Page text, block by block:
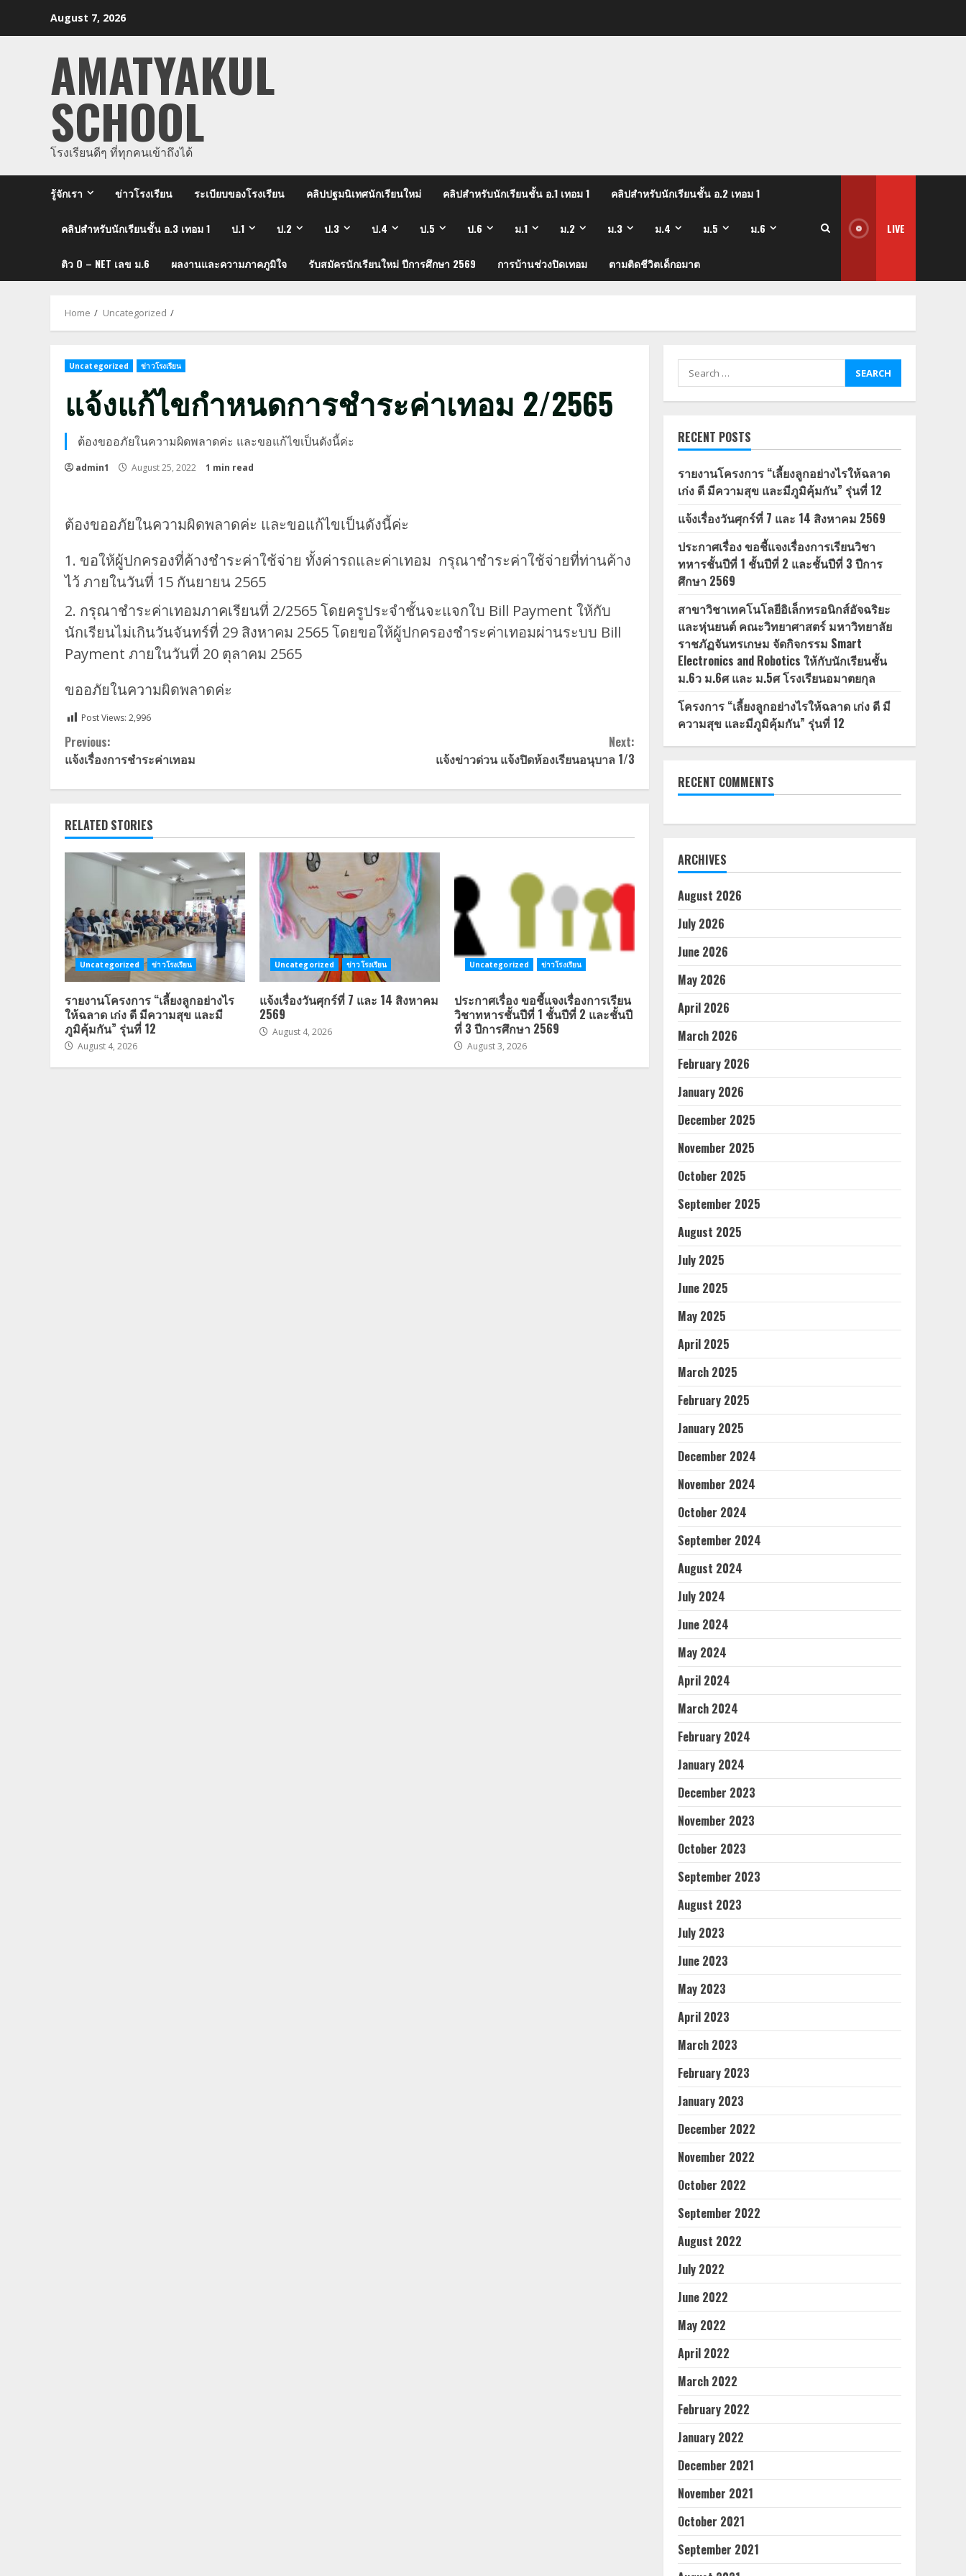
August 7, 2026
AMATYAKUL
SCHOOL
โรงเรียนดีๆ ที่ทุกคนเข้าถึงได้
รู้จักเรา ข่าวโรงเรียน ระเบียบของโรงเรียน คลิปปฐมนิเทศนักเรียนใหม่ คลิปสำหรับนักเรียนชั้น อ.1 เทอม 1 คลิปสำหรับนักเรียนชั้น อ.2 เทอม 1
คลิปสำหรับนักเรียนชั้น อ.3 เทอม 1 ป.1 ป.2 ป.3 ป.4 ป.5 ป.6 ม.1 ม.2 ม.3 ม.4 ม.5 ม.6
ติว O – NET เลข ม.6 ผลงานและความภาคภูมิใจ รับสมัครนักเรียนใหม่ ปีการศึกษา 2569 การบ้านช่วงปิดเทอม ตามติดชีวิตเด็กอมาต
LIVE
Home Uncategorized
Uncategorized ข่าวโรงเรียน
แจ้งแก้ไขกำหนดการชำระค่าเทอม 2/2565
ต้องขออภัยในความผิดพลาดค่ะ และขอแก้ไขเป็นดังนี้ค่ะ
admin1 August 25, 2022 1 min read
ต้องขออภัยในความผิดพลาดค่ะ และขอแก้ไขเป็นดังนี้ค่ะ
ขอให้ผู้ปกครองที่ค้างชำระค่าใช้จ่าย ทั้งค่ารถและค่าเทอม กรุณาชำระค่าใช้จ่ายที่ท่านค้าง
ไว้ ภายในวันที่ 15 กันยายน 2565
กรุณาชำระค่าเทอมภาคเรียนที่ 2/2565 โดยครูประจำชั้นจะแจกใบ Bill Payment ให้กับ
นักเรียนไม่เกินวันจันทร์ที่ 29 สิงหาคม 2565 โดยขอให้ผู้ปกครองชำระค่าเทอมผ่านระบบ Bill
Payment ภายในวันที่ 20 ตุลาคม 2565
ขออภัยในความผิดพลาดค่ะ
Post Views: 2,996
Continue
Reading
Previous:
แจ้งเรื่องการชำระค่าเทอม
Next:
แจ้งข่าวด่วน แจ้งปิดห้องเรียนอนุบาล 1/3
RELATED STORIES
Uncategorized ข่าวโรงเรียน
รายงานโครงการ “เลี้ยงลูกอย่างไร
ให้ฉลาด เก่ง ดี มีความสุข และมี
ภูมิคุ้มกัน” รุ่นที่ 12
August 4, 2026
Uncategorized ข่าวโรงเรียน
แจ้งเรื่องวันศุกร์ที่ 7 และ 14 สิงหาคม
2569
August 4, 2026
Uncategorized ข่าวโรงเรียน
ประกาศเรื่อง ขอชี้แจงเรื่องการเรียน
วิชาทหารชั้นปีที่ 1 ชั้นปีที่ 2 และชั้นปี
ที่ 3 ปีการศึกษา 2569
August 3, 2026
Search
for:
RECENT POSTS
รายงานโครงการ “เลี้ยงลูกอย่างไรให้ฉลาด
เก่ง ดี มีความสุข และมีภูมิคุ้มกัน” รุ่นที่ 12
แจ้งเรื่องวันศุกร์ที่ 7 และ 14 สิงหาคม 2569
ประกาศเรื่อง ขอชี้แจงเรื่องการเรียนวิชา
ทหารชั้นปีที่ 1 ชั้นปีที่ 2 และชั้นปีที่ 3 ปีการ
ศึกษา 2569
สาขาวิชาเทคโนโลยีอิเล็กทรอนิกส์อัจฉริยะ
และหุ่นยนต์ คณะวิทยาศาสตร์ มหาวิทยาลัย
ราชภัฏจันทรเกษม จัดกิจกรรม Smart
Electronics and Robotics ให้กับนักเรียนชั้น
ม.6ว ม.6ศ และ ม.5ศ โรงเรียนอมาตยกุล
โครงการ “เลี้ยงลูกอย่างไรให้ฉลาด เก่ง ดี มี
ความสุข และมีภูมิคุ้มกัน” รุ่นที่ 12
RECENT COMMENTS
ARCHIVES
August 2026
July 2026
June 2026
May 2026
April 2026
March 2026
February 2026
January 2026
December 2025
November 2025
October 2025
September 2025
August 2025
July 2025
June 2025
May 2025
April 2025
March 2025
February 2025
January 2025
December 2024
November 2024
October 2024
September 2024
August 2024
July 2024
June 2024
May 2024
April 2024
March 2024
February 2024
January 2024
December 2023
November 2023
October 2023
September 2023
August 2023
July 2023
June 2023
May 2023
April 2023
March 2023
February 2023
January 2023
December 2022
November 2022
October 2022
September 2022
August 2022
July 2022
June 2022
May 2022
April 2022
March 2022
February 2022
January 2022
December 2021
November 2021
October 2021
September 2021